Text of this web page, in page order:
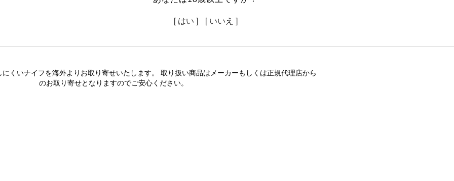
[ はい ] [ いいえ ]
くいナイフを海外よりお取り寄せいたします。 取り扱い商品はメーカーもしくは正規代理店から
のお取り寄せとなりますのでご安心ください。